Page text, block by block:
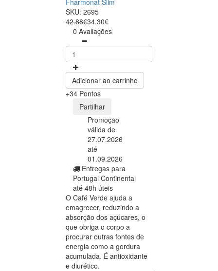
SKU: 2695
42.88€34.30€
0 Avaliações
Adicionar ao carrinho
+34 Pontos
Partilhar
Promoção
válida de
27.07.2026
até
01.09.2026
Entregas para
Portugal Continental
até 48h úteis
O Café Verde ajuda a
emagrecer, reduzindo a
absorção dos açúcares, o
que obriga o corpo a
procurar outras fontes de
energia como a gordura
acumulada. É antioxidante
e diurético.